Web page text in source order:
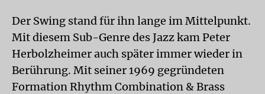
Der Swing stand für ihn lange im Mittelpunkt.
Mit diesem Sub-Genre des Jazz kam Peter
Herbolzheimer auch später immer wieder in
Berührung. Mit seiner 1969 gegründeten
Formation Rhythm Combination & Brass